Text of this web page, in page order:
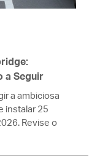
a Seguir
a ambiciosa
instalar 25
Revise o